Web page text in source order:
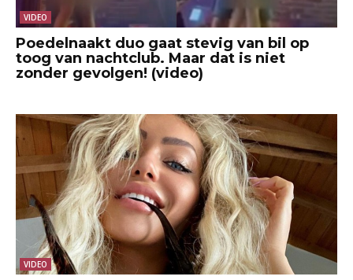
VIDEO
Poedelnaakt duo gaat stevig van bil op
toog van nachtclub. Maar dat is niet
zonder gevolgen! (video)
VIDEO